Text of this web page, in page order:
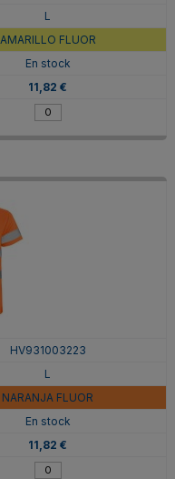
L
AMARILLO FLUOR
En stock
11,82 €
HV931003223
L
NARANJA FLUOR
En stock
11,82 €